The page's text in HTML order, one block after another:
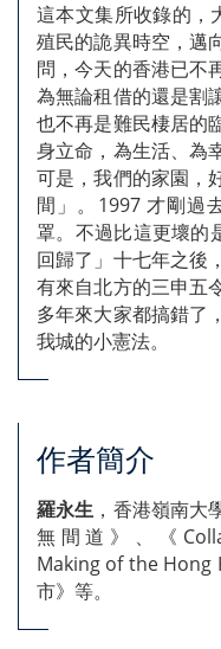
這本文集所收錄的，
殖民的詭異時空，邁
問，今天的香港已不
為無論租借的還是割
也不再是難民棲居的
身立命，為生活、為
可是，我們的家園，
間」。1997 才剛過
罩。不過比這更壞的
回歸了」十七年之後
有來自北方的三申五
多年來大家都搞錯了
我城的小憲法。
作者簡介
羅永生 ，香港嶺南大
無間道》、《
Making of the Hong
市》等。